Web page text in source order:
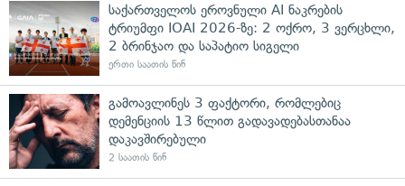
საქართველოს ეროვნული AI ნაკრების
ტრიუმფი IOAI 2026-ზე: 2 ოქრო, 3 ვერცხლი,
2 ბრინჯაო და საპატიო სიგელი
ერთი საათის წინ
გამოავლინეს 3 ფაქტორი, რომლებიც
დემენციის 13 წლით გადავადებასთანაა
დაკავშირებული
2 საათის წინ